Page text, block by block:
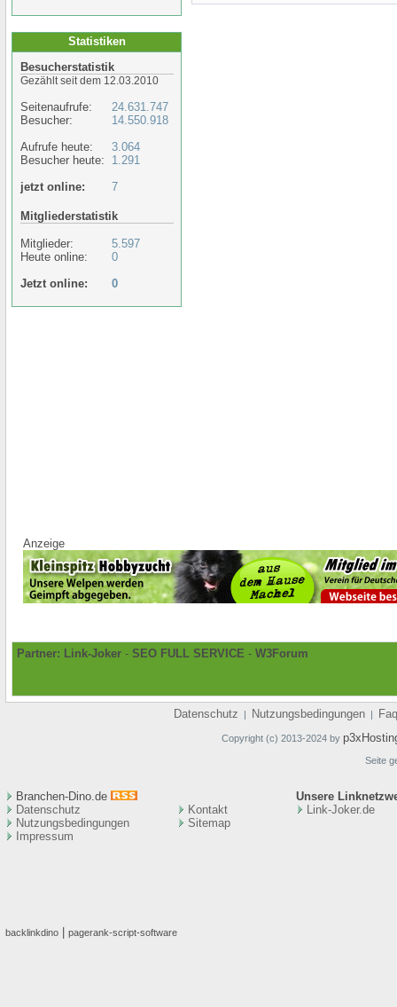
Statistiken
Besucherstatistik
Gezählt seit dem 12.03.2010
Seitenaufrufe:
Besucher:
Aufrufe heute:
Besucher heute:
jetzt online:
24.631.747
14.550.918
3.064
1.291
7
Mitgliederstatistik
Mitglieder:
Heute online:
5.597
0
Jetzt online:
0
Anzeige
Partner: Link-Joker - SEO FULL SERVICE - W3Forum
Datenschutz | Nutzungsbedingungen | Faq
Copyright (c) 2013-2024 by
Seite
Branchen-Dino.de
Unsere
Datenschutz
Nutzungsbedingungen
Impressum
Kontakt
Sitemap
Link-Joker.de
backlinkdino pagerank-script-software